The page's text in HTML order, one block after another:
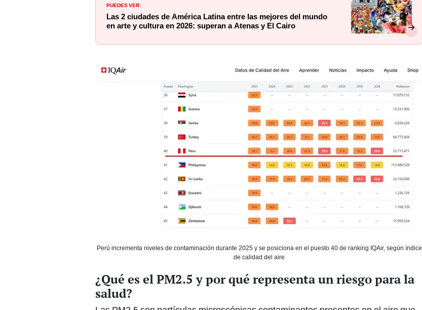
PUEDES VER:
Las 2 ciudades de América Latina entre las mejores del mundo
en arte y cultura en 2026: superan a Atenas y El Cairo
Perú incrementa niveles de contaminación durante 2025 y se posiciona en el puesto 40 de ranking IQAir, según índice
de calidad del aire
¿Qué es el PM2.5 y por qué representa un riesgo para la
salud?